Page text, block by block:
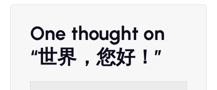
One thought on
“世界，您好！”